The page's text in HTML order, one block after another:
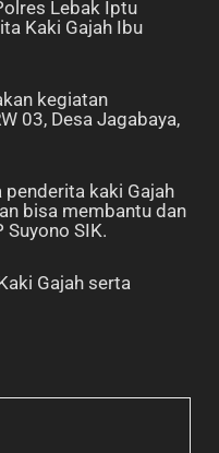
Lebak Iptu
Kaki Gajah Ibu
kegiatan
03, Desa Jagabaya,
penderita kaki Gajah
bisa membantu dan
SIK.
Gajah serta